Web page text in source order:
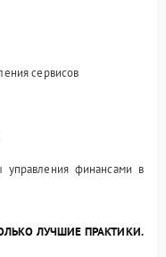
сервисов
управления финансами в
ЛУЧШИЕ ПРАКТИКИ.